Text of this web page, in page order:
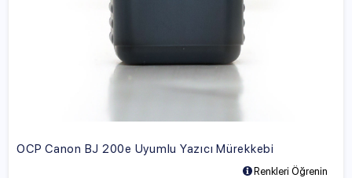
OCP Canon BJ 200e Uyumlu Yazıcı Mürekkebi
Renkleri Öğrenin